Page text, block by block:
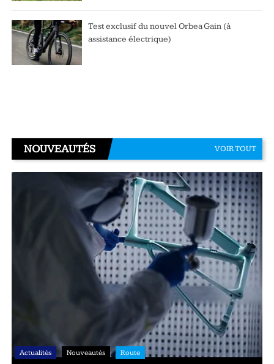
Test exclusif du nouvel Orbea Gain (à
assistance électrique)
NOUVEAUTÉS VOIR TOUT
Actualités Nouveautés Route